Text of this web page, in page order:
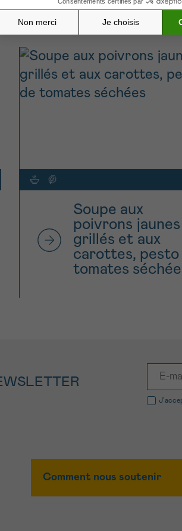
Soupe aux
poivrons jaunes
grillés et aux
carottes, pesto
tomates
Comment nous soutenir